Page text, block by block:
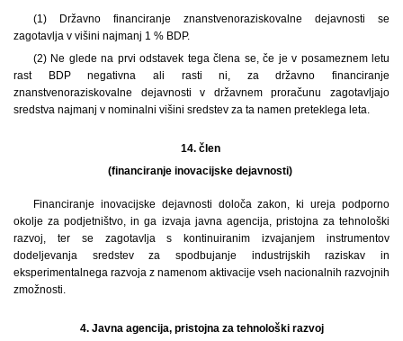
(1) Državno financiranje znanstvenoraziskovalne dejavnosti se
zagotavlja v višini najmanj 1 % BDP.
(2) Ne glede na prvi odstavek tega člena se, če je v posameznem letu
rast BDP negativna ali rasti ni, za državno financiranje
znanstvenoraziskovalne dejavnosti v državnem proračunu zagotavljajo
sredstva najmanj v nominalni višini sredstev za ta namen preteklega leta.
14. člen
(financiranje inovacijske dejavnosti)
Financiranje inovacijske dejavnosti določa zakon, ki ureja podporno
okolje za podjetništvo, in ga izvaja javna agencija, pristojna za tehnološki
razvoj, ter se zagotavlja s kontinuiranim izvajanjem instrumentov
dodeljevanja sredstev za spodbujanje industrijskih raziskav in
eksperimentalnega razvoja z namenom aktivacije vseh nacionalnih razvojnih
zmožnosti.
4. Javna agencija, pristojna za tehnološki razvoj